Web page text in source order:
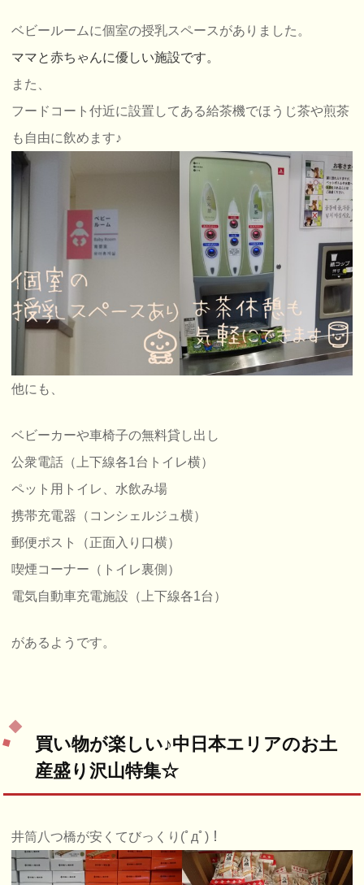
ベビールームに個室の授乳スペースがありました。
ママと赤ちゃんに優しい施設です。
また、
フードコート付近に設置してある給茶機でほうじ茶や煎茶
も自由に飲めます♪
他にも、
ベビーカーや車椅子の無料貸し出し
公衆電話（上下線各1台トイレ横）
ペット用トイレ、水飲み場
携帯充電器（コンシェルジュ横）
郵便ポスト（正面入り口横）
喫煙コーナー（トイレ裏側）
電気自動車充電施設（上下線各1台）
があるようです。
買い物が楽しい♪中日本エリアのお土
産盛り沢山特集☆
井筒八つ橋が安くてびっくり(ﾟдﾟ)！